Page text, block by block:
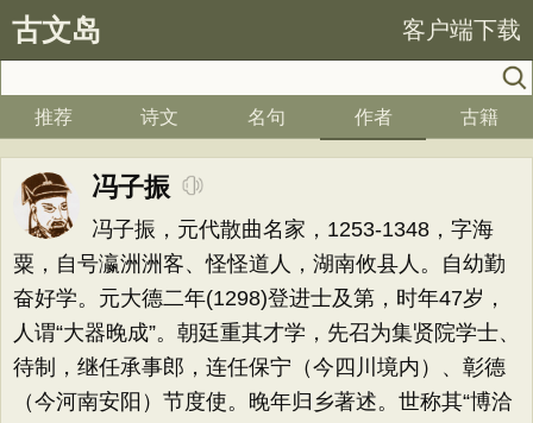
古文岛 客户端下载
推荐 诗文 名句 作者 古籍
冯子振
冯子振，元代散曲名家，1253-1348，字海
粟，自号瀛洲洲客、怪怪道人，湖南攸县人。自幼勤
奋好学。元大德二年(1298)登进士及第，时年47岁，
人谓“大器晚成”。朝廷重其才学，先召为集贤院学士、
待制，继任承事郎，连任保宁（今四川境内）、彰德
（今河南安阳）节度使。晚年归乡著述。世称其“博洽